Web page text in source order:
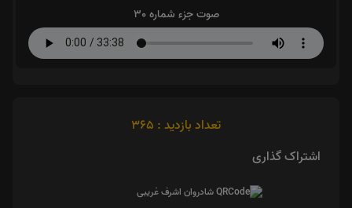
صوت جزء شماره 30
تعداد بازدید : 365
اشتراک گذاری